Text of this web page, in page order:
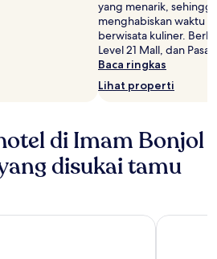
yang menarik,
menghabiskan waktu
berwisata kuliner.
Level 21 Mall, dan
Baca ringkas
Lihat properti
di Imam Bonjol
disukai tamu
Bali Holiday